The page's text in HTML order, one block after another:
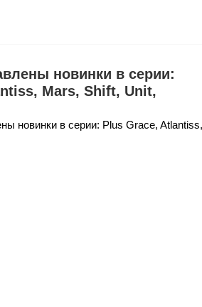
новинки в серии:
Mars, Shift, Unit,